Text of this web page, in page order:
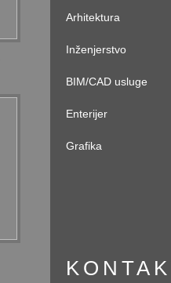
Arhitektura
Inženjerstvo
BIM/CAD usluge
Enterijer
Grafika